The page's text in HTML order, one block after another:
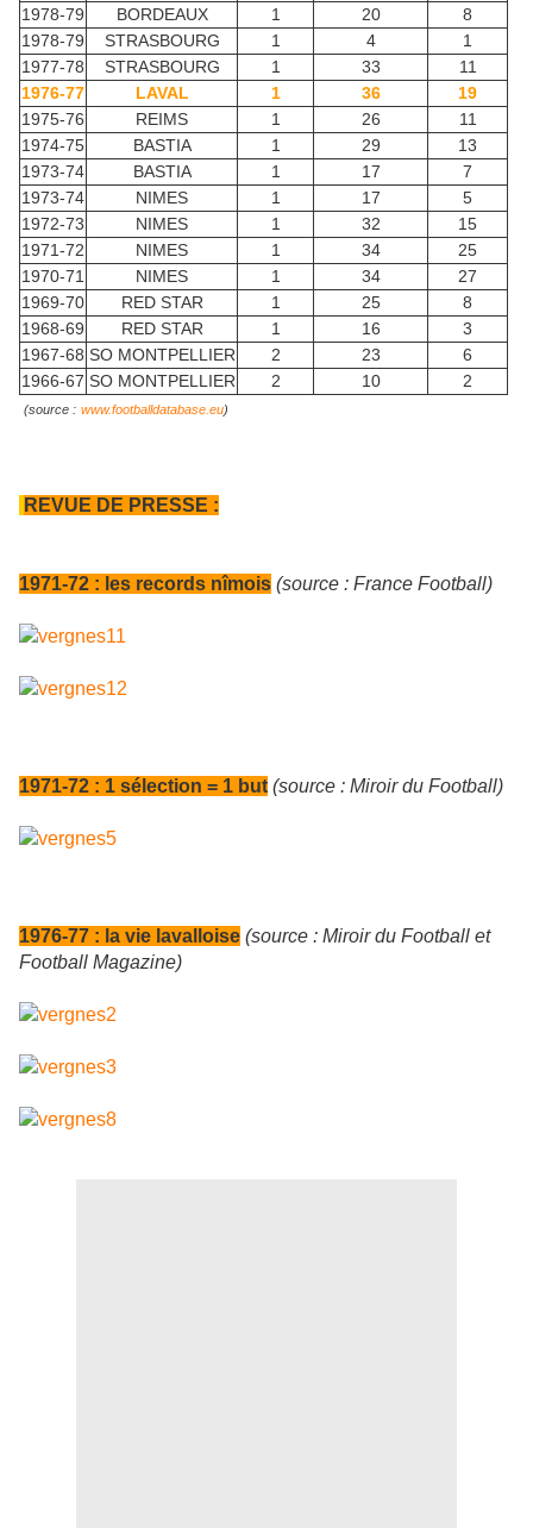
1978-79
BORDEAUX 1 20
8
1978-79
STRASBOURG 1 4
1
1977-78
STRASBOURG 1 33
11
1976-77
LAVAL 1 36
19
1975-76
REIMS 1 26
11
1974-75
BASTIA 1 29
13
1973-74
BASTIA 1 17
7
1973-74
NIMES 1 17
5
1972-73
NIMES 1 32
15
1971-72
NIMES 1 34
25
1970-71
NIMES 1 34
27
1969-70
RED STAR 1 25
8
1968-69
RED STAR 1 16
3
1967-68 SO MONTPELLIER 2 23
6
1966-67 SO MONTPELLIER 2 10 2
(source : www.footballdatabase.eu)
REVUE DE PRESSE :
1971-72 : les records nîmois (source : France Football)
1971-72 : 1 sélection = 1 but (source : Miroir du Football)
1976-77 : la vie lavalloise (source : Miroir du Football et
Football Magazine)